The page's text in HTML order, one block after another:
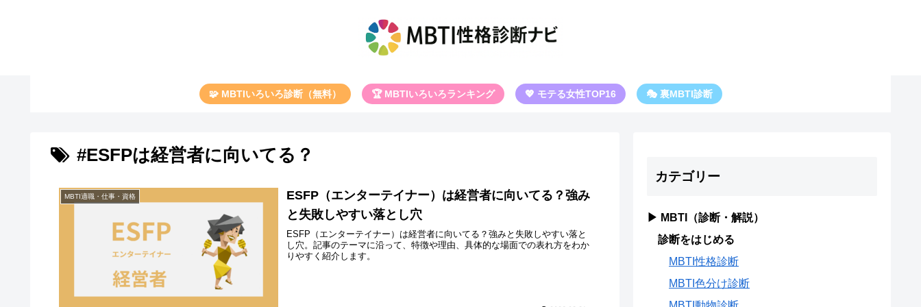
🧩 MBTIいろいろ診断（無料） 🏆 MBTIいろいろランキング 💖 モテる女性TOP16 🎭 裏MBTI診断
#ESFPは経営者に向いてる？
MBTI適職・仕事・資格
ESFP（エンターテイナー）は経営者に向いてる？強み
と失敗しやすい落とし穴
ESFP（エンターテイナー）は経営者に向いてる？強みと失敗しやすい落と
し穴。記事のテーマに沿って、特徴や理由、具体的な場面での表れ方をわか
りやすく紹介します。
カテゴリー
▶ MBTI（診断・解説）
診断をはじめる
MBTI性格診断
MBTI色分け診断